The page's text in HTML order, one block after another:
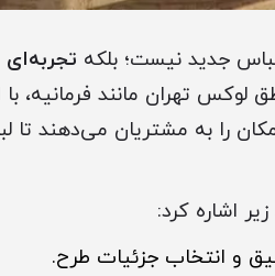
جدید نیست؛ بلکه
تهران مانند فرمانیه، با
را به مشتریان می‌دهند تا
اشاره کرد:
و انتخاب جزئیات طرح.